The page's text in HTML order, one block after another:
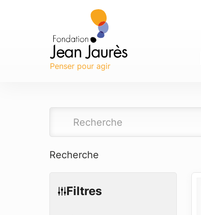
Penser pour agir
Recherche
Filtres